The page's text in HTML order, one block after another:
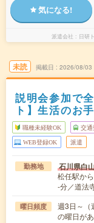
気になる!
派遣会社 日研
未読 掲載日 2026/08/03
説明会参加で
ト】生活のお
職種未経験OK 交通
WEB登録OK 派遣
勤務地 石川県白
松任駅か
-分／道法
曜日頻度
週3日～（
の曜日が